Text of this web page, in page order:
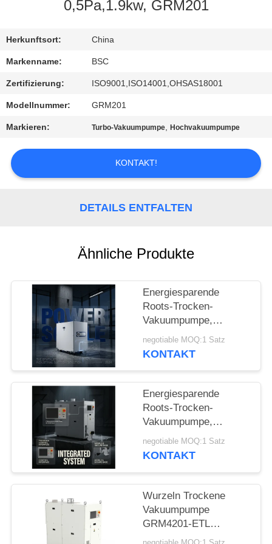
MIT
UNS
BITTE UM
EIN
BAOSI
COMPRESSOR
DATENSCHUTZRICHTLINIE
0,5Pa,1.9kw, GRM201
Herkunftsort: China
Markenname: BSC
Zertifizierung: ISO9001,ISO14001,OHSAS18001
Modellnummer: GRM201
Markieren: Turbo-Vakuumpumpe,Hochvakuumpumpe
KONTAKT!
DETAILS ENTFALTEN
Ähnliche Produkte
Energiesparende
Roots-Trocken-
Vakuumpumpe,
4200m³/h, GRM4201-
ETL für die Industrie
negotiable MOQ:1 Satz
KONTAKT
Energiesparende
Roots-Trocken-
Vakuumpumpe,
4200m³/h, GRM4201-
ETL für die Industrie
negotiable MOQ:1 Satz
KONTAKT
Wurzeln Trockene
Vakuumpumpe
GRM4201-ETL
4200m3/h ≤0,5Pa